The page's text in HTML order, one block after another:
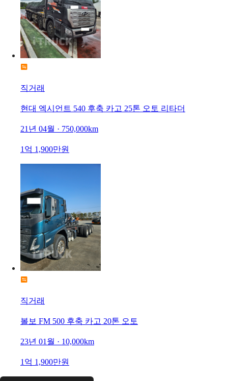
직거래
현대 엑시언트 540 후축 카고 25톤 오토 리타더
21년 04월 · 750,000km
1억 1,900만원
직거래
볼보 FM 500 후축 카고 20톤 오토
23년 01월 · 10,000km
1억 1,900만원